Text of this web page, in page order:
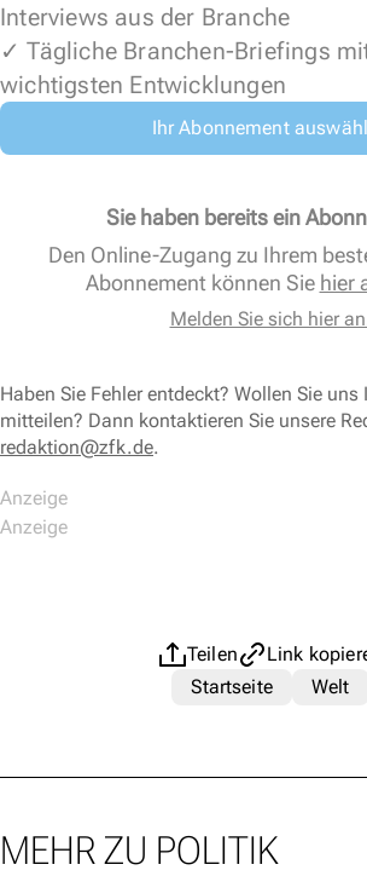
Interviews aus der Branche
✓ Tägliche Branchen-Briefings
wichtigsten Entwicklungen
Ihr Abonnement
Sie haben bereits ein
Den Online-Zugang zu Ihrem
Abonnement können Sie hier
Melden Sie sich hier
Haben Sie Fehler entdeckt? Wollen Sie uns
mitteilen? Dann kontaktieren Sie unsere
redaktion@zfk.de.
Teilen
Link
Startseite
Welt
MEHR ZU POLITIK